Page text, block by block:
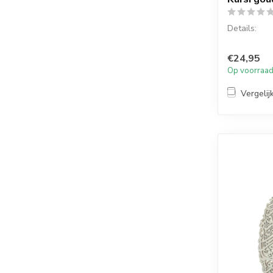
Details:
Materiaal:
€24,95
Op voorraad